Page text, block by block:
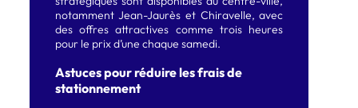
notamment Jean-Jaurès et Chiravelle, avec
des offres attractives comme trois heures
pour le prix d’une chaque samedi.
Astuces pour réduire les frais de
stationnement